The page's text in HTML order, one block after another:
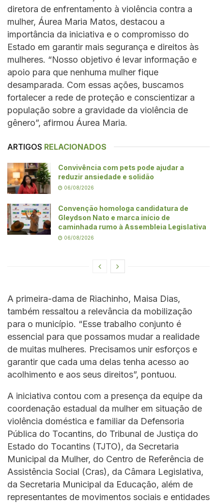
diretora de enfrentamento à violência contra a
mulher, Áurea Maria Matos, destacou a
importância da iniciativa e o compromisso do
Estado em garantir mais segurança e direitos às
mulheres. “Nosso objetivo é levar informação e
apoio para que nenhuma mulher fique
desamparada. Com essas ações, buscamos
fortalecer a rede de proteção e conscientizar a
população sobre a gravidade da violência de
gênero”, afirmou Áurea Maria.
ARTIGOS RELACIONADOS
Convivência com pets pode ajudar a
reduzir ansiedade e solidão
06/08/2026
Convenção homologa candidatura de
Gleydson Nato e marca início de
caminhada rumo à Assembleia Legislativa
06/08/2026
A primeira-dama de Riachinho, Maisa Dias,
também ressaltou a relevância da mobilização
para o município. “Esse trabalho conjunto é
essencial para que possamos mudar a realidade
de muitas mulheres. Precisamos unir esforços e
garantir que cada uma delas tenha acesso ao
acolhimento e aos seus direitos”, pontuou.
A iniciativa contou com a presença da equipe da
coordenação estadual da mulher em situação de
violência doméstica e familiar da Defensoria
Pública do Tocantins, do Tribunal de Justiça do
Estado do Tocantins (TJTO), da Secretaria
Municipal da Mulher, do Centro de Referência de
Assistência Social (Cras), da Câmara Legislativa,
da Secretaria Municipal da Educação, além de
representantes de movimentos sociais e entidades